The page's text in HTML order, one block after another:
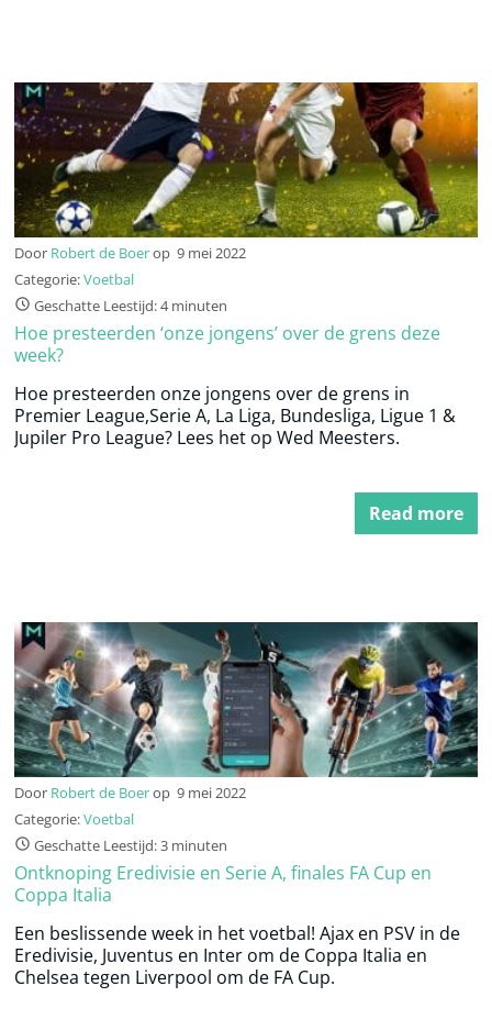
Door Robert de Boerop 9 mei 2022
Categorie:Voetbal
Geschatte Leestijd: 4 minuten
Hoe presteerden ‘onze jongens’ over de grens deze
week?
Hoe presteerden onze jongens over de grens in
Premier League,Serie A, La Liga, Bundesliga, Ligue 1 &
Jupiler Pro League? Lees het op Wed Meesters.
Read more
Door Robert de Boerop 9 mei 2022
Categorie:Voetbal
Geschatte Leestijd: 3 minuten
Ontknoping Eredivisie en Serie A, finales FA Cup en
Coppa Italia
Een beslissende week in het voetbal! Ajax en PSV in de
Eredivisie, Juventus en Inter om de Coppa Italia en
Chelsea tegen Liverpool om de FA Cup.